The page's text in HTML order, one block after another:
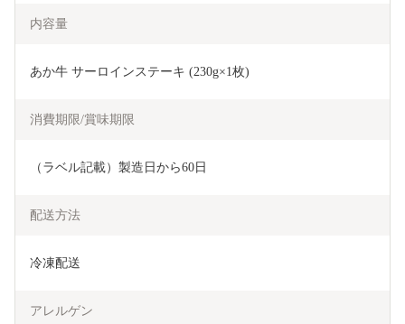
内容量
あか牛 サーロインステーキ (230g×1枚)
消費期限/賞味期限
（ラベル記載）製造日から60日
配送方法
冷凍配送
アレルゲン